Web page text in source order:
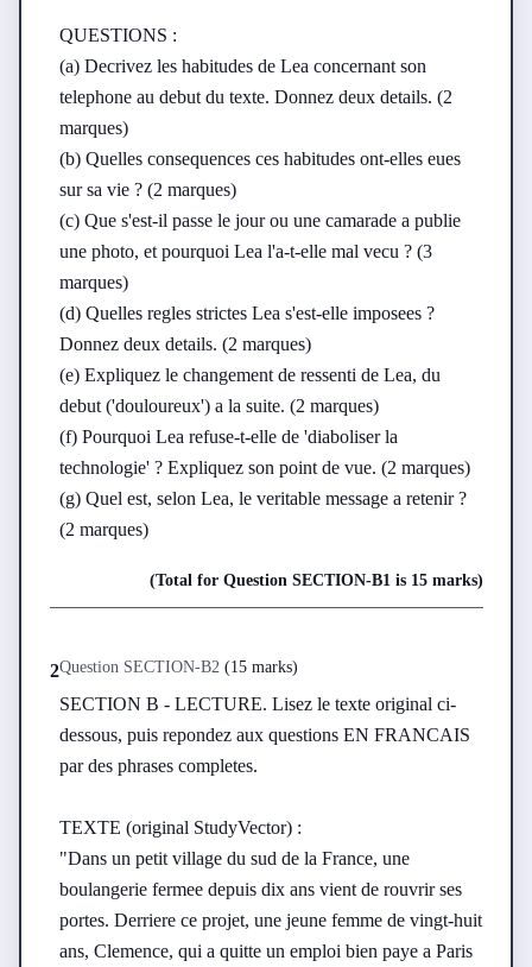
QUESTIONS :
(a) Decrivez les habitudes de Lea concernant son
telephone au debut du texte. Donnez deux details. (2
marques)
(b) Quelles consequences ces habitudes ont-elles eues
sur sa vie ? (2 marques)
(c) Que s'est-il passe le jour ou une camarade a publie
une photo, et pourquoi Lea l'a-t-elle mal vecu ? (3
marques)
(d) Quelles regles strictes Lea s'est-elle imposees ?
Donnez deux details. (2 marques)
(e) Expliquez le changement de ressenti de Lea, du
debut ('douloureux') a la suite. (2 marques)
(f) Pourquoi Lea refuse-t-elle de 'diaboliser la
technologie' ? Expliquez son point de vue. (2 marques)
(g) Quel est, selon Lea, le veritable message a retenir ?
(2 marques)
(Total for Question SECTION-B1 is 15 marks)
2Question SECTION-B2 (15 marks)
SECTION B - LECTURE. Lisez le texte original ci-
dessous, puis repondez aux questions EN FRANCAIS
par des phrases completes.
TEXTE (original StudyVector) :
"Dans un petit village du sud de la France, une
boulangerie fermee depuis dix ans vient de rouvrir ses
portes. Derriere ce projet, une jeune femme de vingt-huit
ans, Clemence, qui a quitte un emploi bien paye a Paris